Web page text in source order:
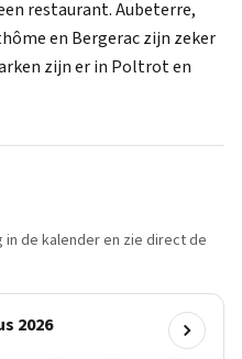
restaurant. Aubeterre,
en Bergerac zijn zeker
zijn er in Poltrot en
de kalender en zie direct de
2026